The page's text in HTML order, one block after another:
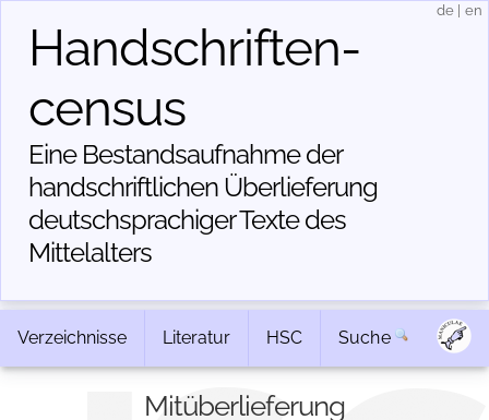
Handschriften­
census
Eine Bestandsaufnahme der
handschriftlichen Über­lieferung
deutschsprachiger Texte des
Mittelalters
de en
Verzeichnisse Literatur HSC Suche
Mitüberlieferung